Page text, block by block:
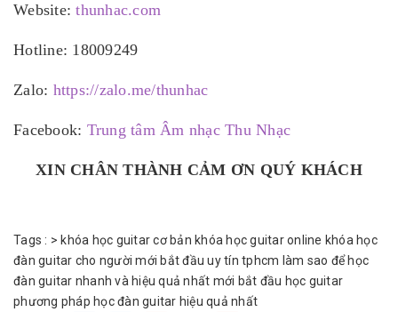
Website:thunhac.com
Hotline: 18009249
Zalo: https://zalo.me/thunhac
Facebook: Trung tâm Âm nhạc Thu Nhạc
XIN CHÂN THÀNH CẢM ƠN QUÝ KHÁCH
Tags : > khóa học guitar cơ bản khóa học guitar online khóa học
đàn guitar cho người mới bắt đầu uy tín tphcm làm sao để học
đàn guitar nhanh và hiệu quả nhất mới bắt đầu học guitar
phương pháp học đàn guitar hiệu quả nhất